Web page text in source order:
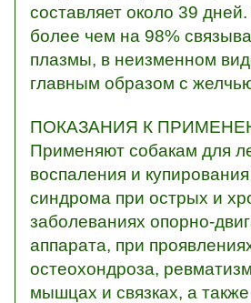
составляет около 39
более чем на 98%
плазмы, в неизменном
главным образом с
ПОКАЗАНИЯ К
Применяют собакам для
воспаления и
синдрома при острых и
заболеваниях опорно-
аппарата, при
остеохондроза,
мышцах и связках, а